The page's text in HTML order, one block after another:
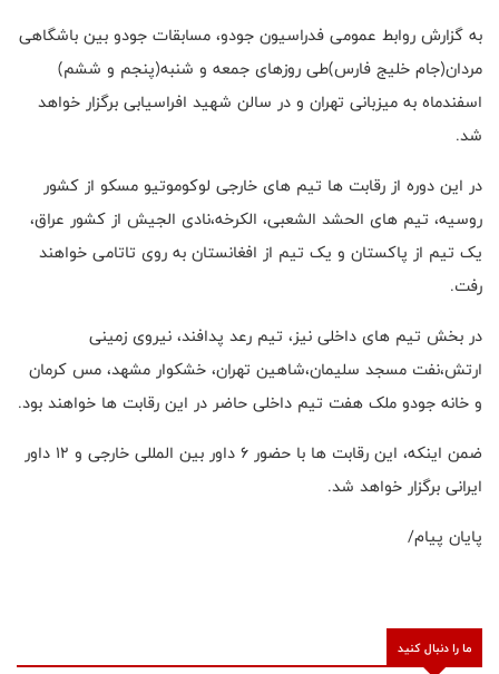
به گزارش روابط عمومی فدراسیون جودو، مسابقات جودو بین باشگاهی
مردان(جام خلیج فارس)طی روزهای جمعه و شنبه(پنجم و ششم)
اسفندماه به میزبانی تهران و در سالن شهید افراسیابی برگزار خواهد
شد.
در این دوره از رقابت ها تیم های خارجی لوکوموتیو مسکو از کشور
روسیه، تیم های الحشد الشعبی، الکرخه،نادی الجیش از کشور عراق،
یک تیم از پاکستان و یک تیم از افغانستان به روی تاتامی خواهند
رفت.
در بخش تیم های داخلی نیز، تیم رعد پدافند، نیروی زمینی
ارتش،نفت مسجد سلیمان،شاهین تهران، خشکوار مشهد، مس کرمان
و خانه جودو ملک هفت تیم داخلی حاضر در این رقابت ها خواهند بود.
ضمن اینکه، این رقابت ها با حضور ۶ داور بین المللی خارجی و ۱۲ داور
ایرانی برگزار خواهد شد.
پایان پیام/
ما را دنبال کنید